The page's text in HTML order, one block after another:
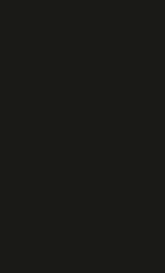
principais notícias
‘inverdades’ em